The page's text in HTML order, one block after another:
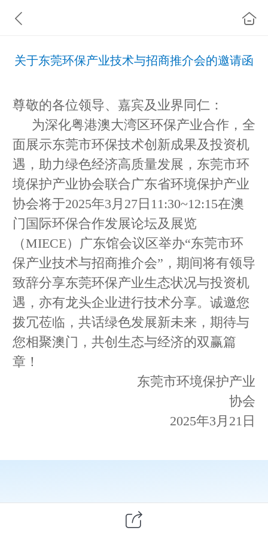
关于东莞环保产业技术与招商推介会的邀请函
尊敬的各位领导、嘉宾及业界同仁：
为深化粤港澳大湾区环保产业合作，全
面展示东莞市环保技术创新成果及投资机
遇，助力绿色经济高质量发展，东莞市环
境保护产业协会联合广东省环境保护产业
协会将于2025年3月27日11:30~12:15在澳
门国际环保合作发展论坛及展览
（MIECE）广东馆会议区举办“东莞市环
保产业技术与招商推介会”，期间将有领导
致辞分享东莞环保产业生态状况与投资机
遇，亦有龙头企业进行技术分享。诚邀您
拨冗莅临，共话绿色发展新未来，期待与
您相聚澳门，共创生态与经济的双赢篇
章！
东莞市环境保护产业
协会
2025年3月21日